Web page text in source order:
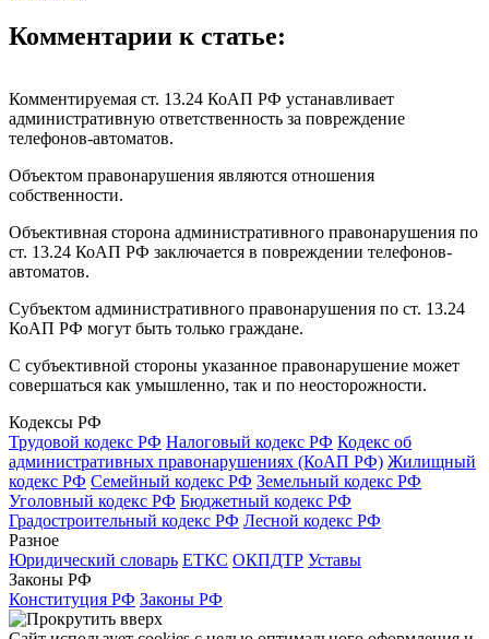
Комментарии к статье:
Комментируемая ст. 13.24 КоАП РФ устанавливает
административную ответственность за повреждение
телефонов-автоматов.
Объектом правонарушения являются отношения
собственности.
Объективная сторона административного правонарушения по
ст. 13.24 КоАП РФ заключается в повреждении телефонов-
автоматов.
Субъектом административного правонарушения по ст. 13.24
КоАП РФ могут быть только граждане.
С субъективной стороны указанное правонарушение может
совершаться как умышленно, так и по неосторожности.
Кодексы РФ
Трудовой кодекс РФ Налоговый кодекс РФ Кодекс об
административных правонарушениях (КоАП РФ) Жилищный
кодекс РФ Семейный кодекс РФ Земельный кодекс РФ
Уголовный кодекс РФ Бюджетный кодекс РФ
Градостроительный кодекс РФ Лесной кодекс РФ
Разное
Юридический словарь ЕТКС ОКПДТР Уставы
Законы РФ
Конституция РФ Законы РФ